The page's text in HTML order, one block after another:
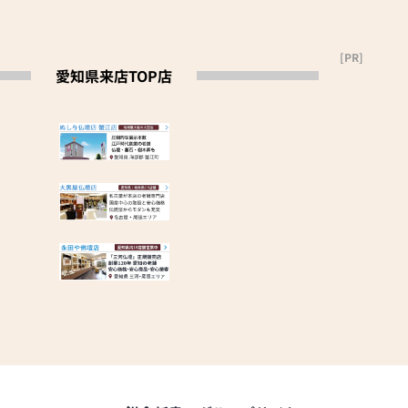
張旭店」「大
」がございま
仏壇～本黒檀
・修復も得意
愛知県来店TOP店
[PR]